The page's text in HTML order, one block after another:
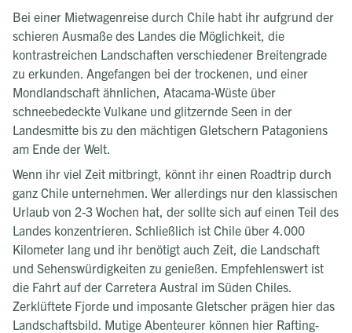
Bei einer Mietwagenreise durch Chile habt ihr aufgrund der
schieren Ausmaße des Landes die Möglichkeit, die
kontrastreichen Landschaften verschiedener Breitengrade
zu erkunden. Angefangen bei der trockenen, und einer
Mondlandschaft ähnlichen, Atacama-Wüste über
schneebedeckte Vulkane und glitzernde Seen in der
Landesmitte bis zu den mächtigen Gletschern Patagoniens
am Ende der Welt.
Wenn ihr viel Zeit mitbringt, könnt ihr einen Roadtrip durch
ganz Chile unternehmen. Wer allerdings nur den klassischen
Urlaub von 2-3 Wochen hat, der sollte sich auf einen Teil des
Landes konzentrieren. Schließlich ist Chile über 4.000
Kilometer lang und ihr benötigt auch Zeit, die Landschaft
und Sehenswürdigkeiten zu genießen. Empfehlenswert ist
die Fahrt auf der Carretera Austral im Süden Chiles.
Zerklüftete Fjorde und imposante Gletscher prägen hier das
Landschaftsbild. Mutige Abenteurer können hier Rafting-